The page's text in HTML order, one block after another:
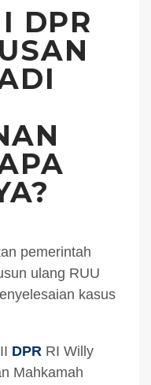
DPR
pemerintah
ulang RUU
kasus
DPR RI Willy
Mahkamah